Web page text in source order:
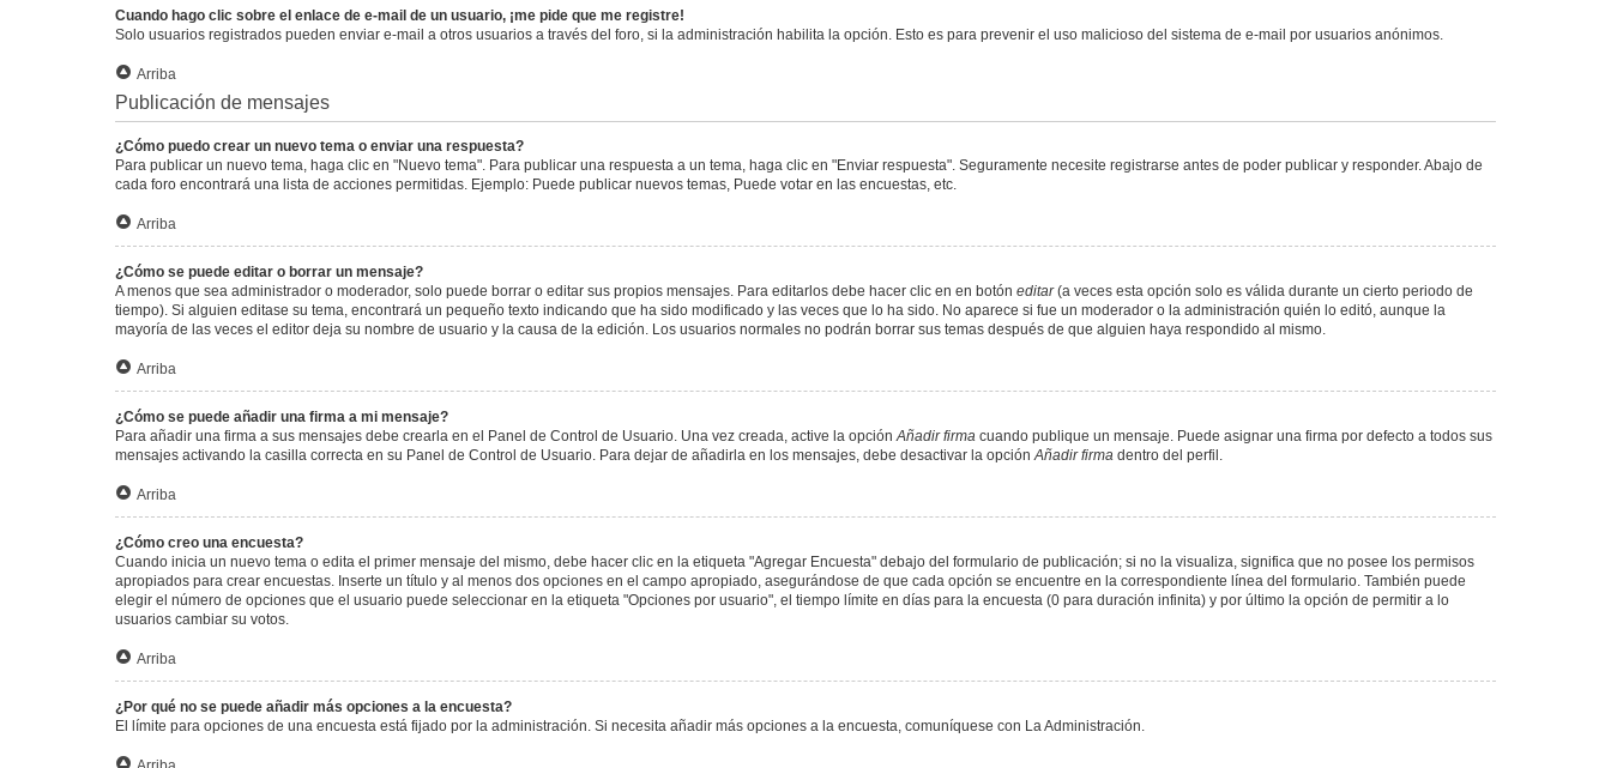
Cuando hago clic sobre el enlace de e-mail de un usuario, ¡me pide que me registre!
Solo usuarios registrados pueden enviar e-mail a otros usuarios a través del foro, si la administración habilita la opción. Esto es para prevenir el uso malicioso del sistema de e-mail por usuarios anónimos.
Arriba
Publicación de mensajes
¿Cómo puedo crear un nuevo tema o enviar una respuesta?
Para publicar un nuevo tema, haga clic en "Nuevo tema". Para publicar una respuesta a un tema, haga clic en "Enviar respuesta". Seguramente necesite registrarse antes de poder publicar y responder. Abajo de
cada foro encontrará una lista de acciones permitidas. Ejemplo: Puede publicar nuevos temas, Puede votar en las encuestas, etc.
Arriba
¿Cómo se puede editar o borrar un mensaje?
A menos que sea administrador o moderador, solo puede borrar o editar sus propios mensajes. Para editarlos debe hacer clic en en botón editar(a veces esta opción solo es válida durante un cierto periodo de
tiempo). Si alguien editase su tema, encontrará un pequeño texto indicando que ha sido modificado y las veces que lo ha sido. No aparece si fue un moderador o la administración quién lo editó, aunque la
mayoría de las veces el editor deja su nombre de usuario y la causa de la edición. Los usuarios normales no podrán borrar sus temas después de que alguien haya respondido al mismo.
Arriba
¿Cómo se puede añadir una firma a mi mensaje?
Para añadir una firma a sus mensajes debe crearla en el Panel de Control de Usuario. Una vez creada, active la opciónAñadir firma cuando publique un mensaje. Puede asignar una firma por defecto a todos sus
mensajes activando la casilla correcta en su Panel de Control de Usuario. Para dejar de añadirla en los mensajes, debe desactivar la opciónAñadir firma dentro del perfil.
Arriba
¿Cómo creo una encuesta?
Cuando inicia un nuevo tema o edita el primer mensaje del mismo, debe hacer clic en la etiqueta "Agregar Encuesta" debajo del formulario de publicación; si no la visualiza, significa que no posee los permisos
apropiados para crear encuestas. Inserte un título y al menos dos opciones en el campo apropiado, asegurándose de que cada opción se encuentre en la correspondiente línea del formulario. También puede
elegir el número de opciones que el usuario puede seleccionar en la etiqueta "Opciones por usuario", el tiempo límite en días para la encuesta (0 para duración infinita) y por último la opción de permitir a lo
usuarios cambiar su votos.
Arriba
¿Por qué no se puede añadir más opciones a la encuesta?
El límite para opciones de una encuesta está fijado por la administración. Si necesita añadir más opciones a la encuesta, comuníquese con La Administración.